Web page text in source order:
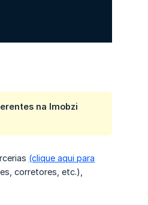
na Imobzi
(clique aqui para
corretores, etc.),